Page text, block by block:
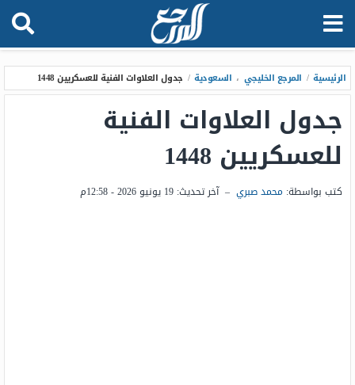
الرئيسية / المرجع الخليجي ، السعودية / جدول العلاوات الفنية للعسكريين 1448
جدول العلاوات الفنية
للعسكريين 1448
كتب بواسطة: محمد صبري – آخر تحديث: 19 يونيو 2026 - 12:58م